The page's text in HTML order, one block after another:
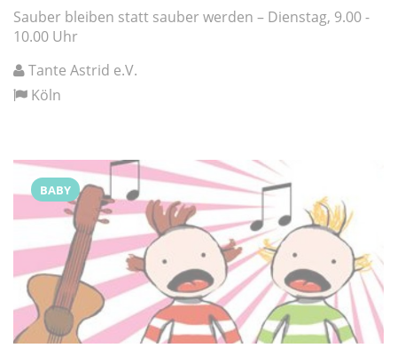
Sauber bleiben statt sauber werden – Dienstag, 9.00 -
10.00 Uhr
Tante Astrid e.V.
Köln
BABY